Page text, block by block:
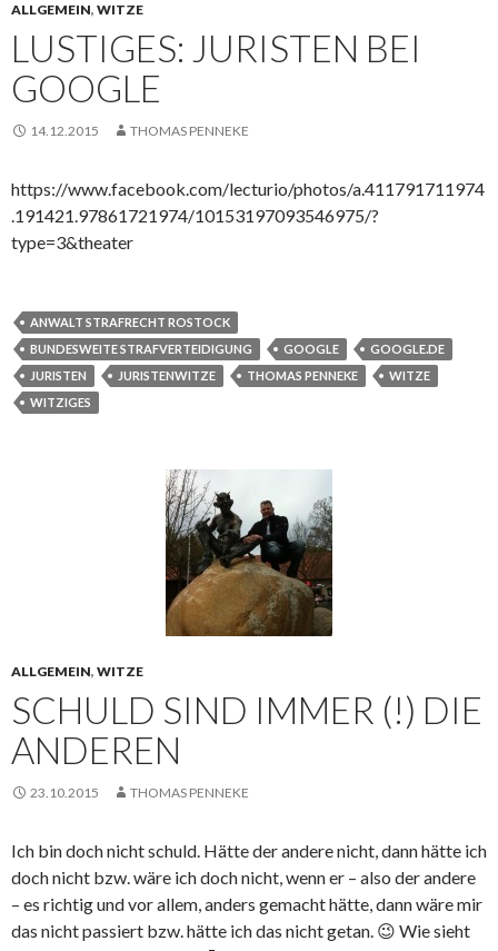
ALLGEMEIN, WITZE
LUSTIGES: JURISTEN BEI
GOOGLE
14.12.2015 THOMAS PENNEKE
https://www.facebook.com/lecturio/photos/a.411791711974
.191421.97861721974/10153197093546975/?
type=3&theater
ANWALT STRAFRECHT ROSTOCK
BUNDESWEITE STRAFVERTEIDIGUNG
GOOGLE
GOOGLE.DE
JURISTEN
JURISTENWITZE THOMAS PENNEKE
WITZE
WITZIGES
ALLGEMEIN, WITZE
SCHULD SIND IMMER (!) DIE
ANDEREN
23.10.2015 THOMAS PENNEKE
Ich bin doch nicht schuld. Hätte der andere nicht, dann hätte ich
doch nicht bzw. wäre ich doch nicht, wenn er – also der andere
– es richtig und vor allem, anders gemacht hätte, dann wäre mir
das nicht passiert bzw. hätte ich das nicht getan. 😉 Wie sieht